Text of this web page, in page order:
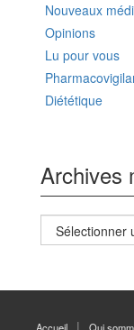
Nouveaux
Opinions
Lu pour vous
Diététique
Archives
Archives
magazine